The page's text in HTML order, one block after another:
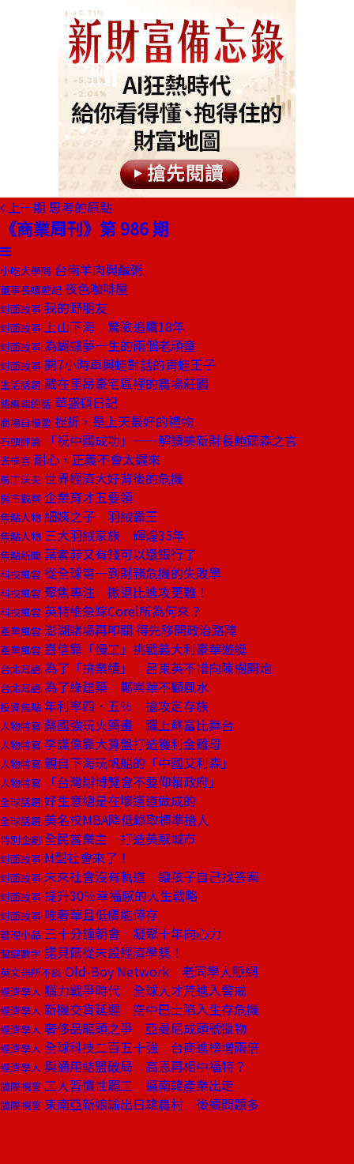
上一期 思考的原點
《商業周刊》第 986 期
小吃大學問 台南羊肉與鹹粥
董事長嬉遊記 夜色咖啡屋
封面故事 我的野朋友
封面故事 上山下海 驚險追鷹18年
封面故事 為蝴蝶夢一生的兩個老頑童
封面故事 開7小時車與蛙對話的青蛙王子
生活話題 藏在里昂豪宅區裡的農場莊園
總編輯的話 華盛頓日記
商場自慢塾 挫折，是上天最好的禮物
石頭評論 「祝中國成功」——解讀美新財長鮑爾森之言
去梯言 耐心，正義不會太遲來
馬丁沃夫 世界經濟大好背後的危機
房市觀察 企業育才五要領
焦點人物 細姨之子 羽絨霸王
焦點人物 三大羽絨家族 輝煌35年
焦點新聞 葉素菲又有錢可以還銀行了
科技風雲 從全球第一到財務危機的失敗學
科技風雲 聚焦專注 撤退比進攻更難！
科技風雲 英特維急嫁Corel所為何來？
產業風雲 澎湖賭場再叩關 得先移開政治路障
產業風雲 嘉信靠「慢工」挑戰義大利豪華遊艇
台北耳語 為了「拚業績」 呂東英不惜向陳樹開炮
台北耳語 為了綠建築 鄭崇華不顧風水
投資焦點 年利率四．五％ 搶攻定存族
人物特寫 蔡國強玩火藥畫 躍上蘇富比舞台
人物特寫 李謀偉靠大算盤打造獲利金雞母
人物特寫 親自下海玩帆船的「中國艾利森」
人物特寫 「台灣辦博覽會不要仰賴政府」
全球話題 好生意總是在壞運道做成的
全球話題 美名校MBA降低錄取標準搶人
特別企劃 全民當業主 打造美感城市
封面故事 M型社會來了！
封面故事 未來社會沒有軌道 讓孩子自己找答案
封面故事 提升30％幸福感的人生戰略
封面故事 唯奢華且低價能倖存
管理小品 三十分鐘朝會 凝聚十年向心力
關鍵數字 諾貝爾從未設經濟學獎！
英文無所不談 Old-Boy Network 老同學人脈網
經濟學人 腦力戰爭時代 全球人才荒進入警戒
經濟學人 新機交貨延遲 空中巴士陷入生存危機
經濟學人 奢侈品龍頭之爭 亞曼尼成頭號獵物
經濟學人 全球科技二百五十強 台商進榜增兩倍
經濟學人 與通用結盟破局 高恩再相中福特？
國際視窗 工人習慣性罷工 逼南韓產業出走
國際視窗 東南亞新娘輸出日韓農村 後續問題多